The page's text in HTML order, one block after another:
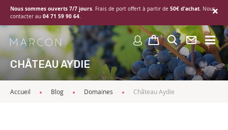
Nous sommes ouverts 7/7 jours. Frais de port offert à partir de 50€ d'achat. Nous
contacter au 04 71 59 90 64.
CHÂTEAU AYDIE
Accueil Blog Domaines Château Aydie